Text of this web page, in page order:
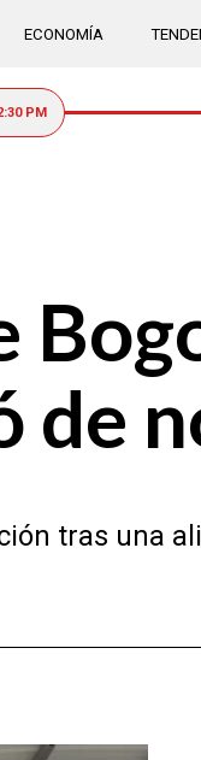
ECONOMÍA
PM
de
tras una